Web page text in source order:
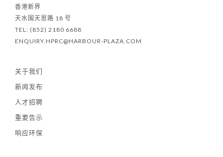
香港新界
天水围天恩路 18 号
TEL: (852) 2180 6688
ENQUIRY.HPRC@HARBOUR-PLAZA.COM
关于我们
新闻发布
人才招聘
重要告示
响应环保